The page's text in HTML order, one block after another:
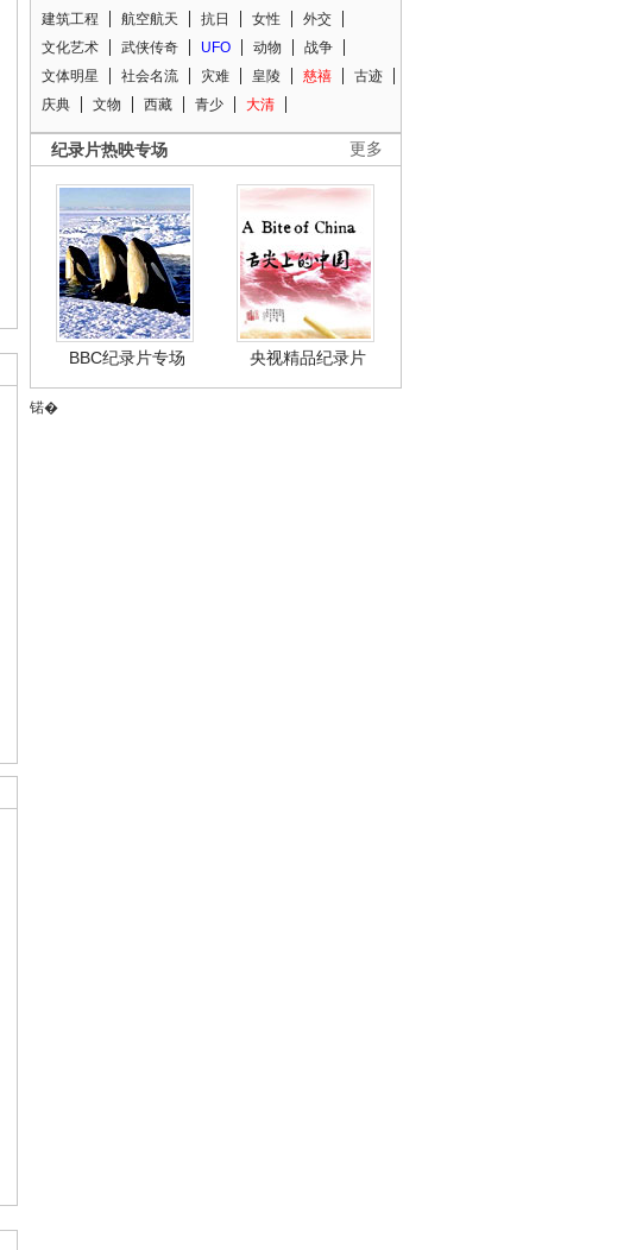
建筑工程
航空航天 抗日 女性
外交
文化艺术
武侠传奇 UFO 动物
战争
文体明星
社会名流 灾难 皇陵 慈禧
古迹
庆典
文物 西藏 青少 大清
更多
纪录片热映专场
BBC纪录片专场 央视精品纪录片
锘�